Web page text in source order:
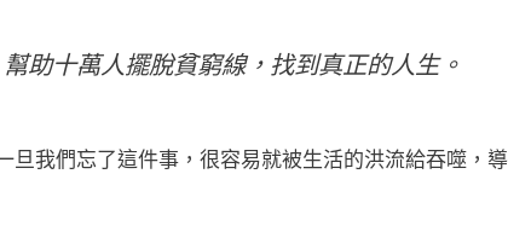
助十萬人擺脫貧窮線，找到真正的人生。
我們忘了這件事，很容易就被生活的洪流給吞噬，導